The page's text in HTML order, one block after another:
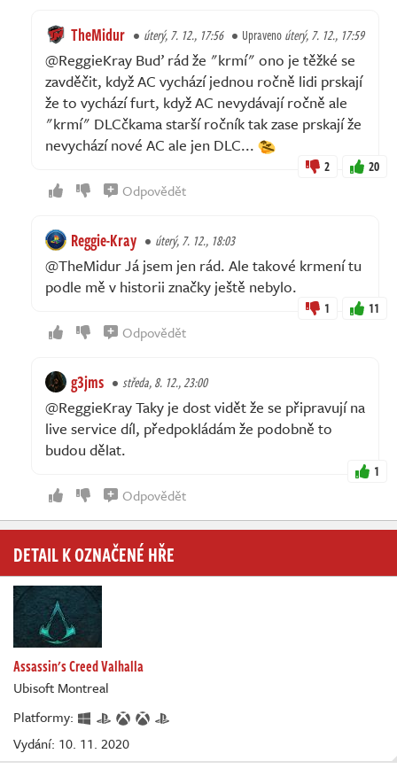
TheMidur úterý, 7. 12., 17:56 Upravenoúterý, 7. 12., 17:59
@ReggieKray Buď rád že "krmí" ono je těžké se
zavděčit, když AC vychází jednou ročně lidi prskají
že to vychází furt, když AC nevydávají ročně ale
"krmí" DLCčkama starší ročník tak zase prskají že
nevychází nové AC ale jen DLC...
2 20
Odpovědět
Reggie-Kray úterý, 7. 12., 18:03
@TheMidur Já jsem jen rád. Ale takové krmení tu
podle mě v historii značky ještě nebylo.
1 11
Odpovědět
g3jms středa, 8. 12., 23:00
@ReggieKray Taky je dost vidět že se připravují na
live service díl, předpokládám že podobně to
budou dělat.
1
Odpovědět
DETAIL K OZNAČENÉ HŘE
Assassin's Creed Valhalla
Ubisoft Montreal
Platformy:
Vydání: 10. 11. 2020